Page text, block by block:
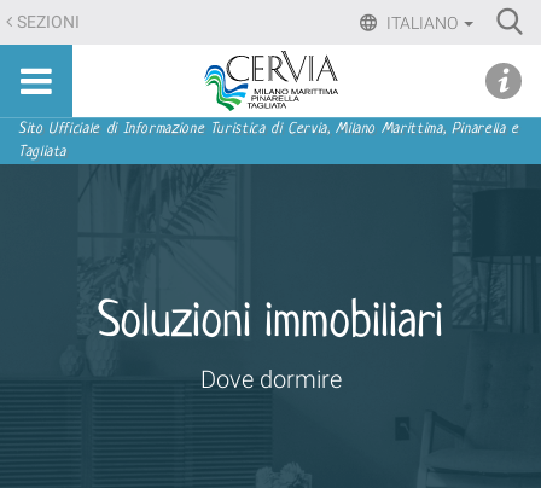
Salta
ai
contenuti.
Salta
alla
ITALIANO
SEZIONI
Sito
turistico
ufficiale
Sezioni
Sito Ufficiale di Informazione Turistica di Cervia, Milano Marittima, Pinarella e
Tagliata
Soluzioni immobiliari
Dove dormire
menu